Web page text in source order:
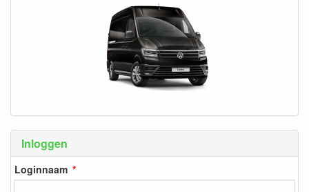
Inloggen
Loginnaam